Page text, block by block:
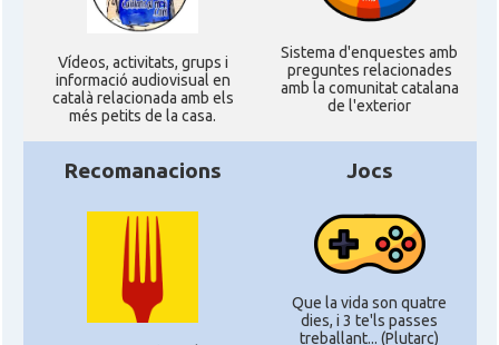
Ví­deos, activitats, grups i
informació audiovisual en
català relacionada amb els
més petits de la casa.
Sistema d'enquestes amb
preguntes relacionades
amb la comunitat catalana
de l'exterior
Recomanacions Jocs
Que la vida son quatre
dies, i 3 te'ls passes
treballant... (Plutarc)